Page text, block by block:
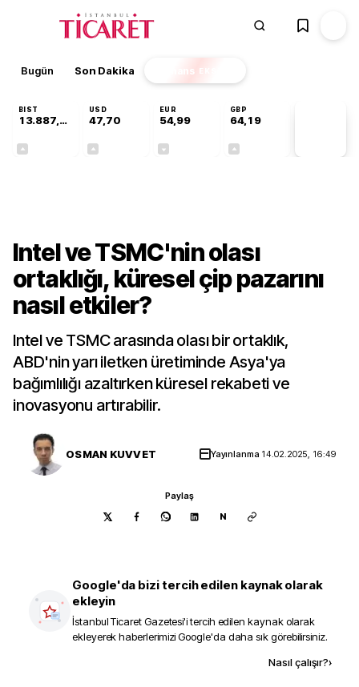
Bugün Son Dakika Finans EKSTRA
BIST
13.887,29
USD
47,70
EUR
54,99
GBP
64,19
Intel ve TSMC'nin olası
ortaklığı, küresel çip pazarını
nasıl etkiler?
Intel ve TSMC arasında olası bir ortaklık,
ABD'nin yarı iletken üretiminde Asya'ya
bağımlılığı azaltırken küresel rekabeti ve
inovasyonu artırabilir.
OSMAN KUVVET Yayınlanma 14.02.2025, 16:49
Paylaş
N
Google'da bizi tercih edilen kaynak olarak
ekleyin
İstanbul Ticaret Gazetesi'i tercih edilen kaynak olarak
ekleyerek haberlerimizi Google'da daha sık görebilirsiniz.
Nasıl çalışır?›